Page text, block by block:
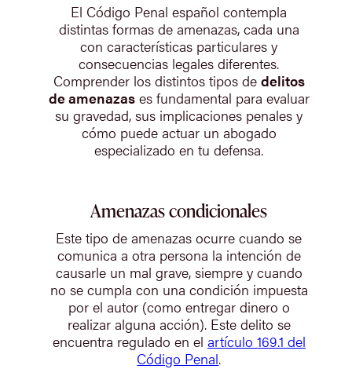
El Código Penal español contempla
distintas formas de amenazas, cada una
con características particulares y
consecuencias legales diferentes.
Comprender los distintos tipos de delitos
de amenazases fundamental para evaluar
su gravedad, sus implicaciones penales y
cómo puede actuar un abogado
especializado en tu defensa.
Amenazas condicionales
Este tipo de amenazas ocurre cuando se
comunica a otra persona la intención de
causarle un mal grave, siempre y cuando
no se cumpla con una condición impuesta
por el autor (como entregar dinero o
realizar alguna acción). Este delito se
encuentra regulado en el artículo 169.1 del
Código Penal.